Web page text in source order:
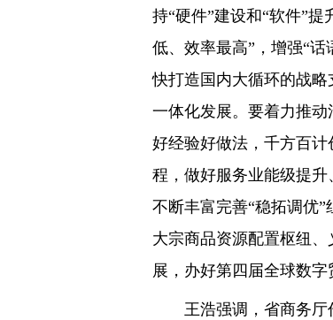
持“硬件”建设和“软件”
低、效率最高”，增强“
快打造国内大循环的战
一体化发展。要着力推
好经验好做法，千方百
程，做好服务业能级提
不断丰富完善“稳拓调优
大宗商品资源配置枢纽
展，办好第四届全球数
王浩强调，省商务厅作